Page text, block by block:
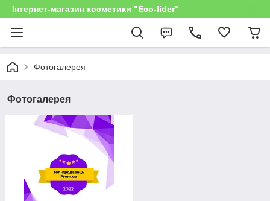
Інтернет-магазин косметики "Eco-lider"
Фотогалерея
Фотогалерея